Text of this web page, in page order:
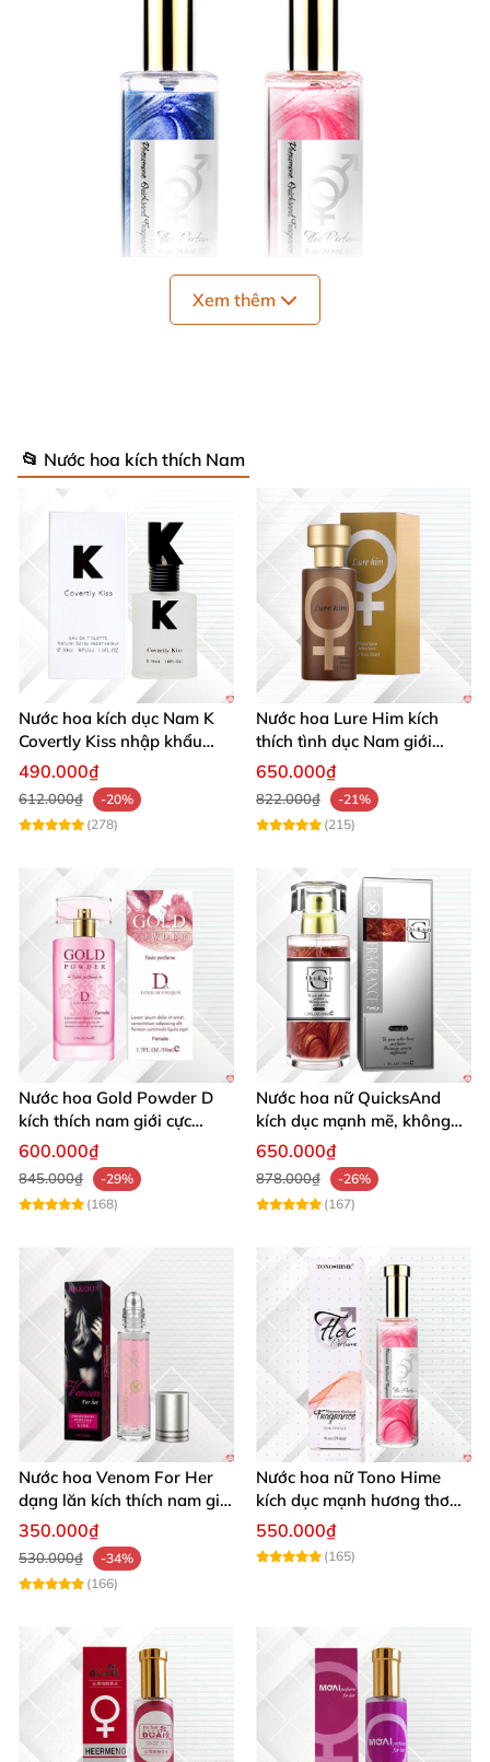
Xem thêm
📂 Nước hoa kích thích Nam
Nước hoa kích dục Nam K
Covertly Kiss nhập khẩu
chính hãng quyến rũ
490.000₫
612.000₫
-20%
(278)
Nước hoa Lure Him kích
thích tình dục Nam giới
không mùi loại cực mạnh
650.000₫
822.000₫
-21%
(215)
Nước hoa Gold Powder D
kích thích nam giới cực
mạnh tăng cường ham
600.000₫
845.000₫
-29%
(168)
Nước hoa nữ QuicksAnd
kích dục mạnh mẽ, không
mùi, quyến rũ chàng
650.000₫
878.000₫
-26%
(167)
Nước hoa Venom For Her
dạng lăn kích thích nam giới
tăng ham muốn mua ngay
350.000₫
530.000₫
-34%
(166)
Nước hoa nữ Tono Hime
kích dục mạnh hương thơm
quyến rũ
550.000₫
(165)